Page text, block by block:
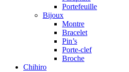
Portefeuille
Bijoux
Montre
Bracelet
Pin’s
Porte-clef
Broche
Chihiro